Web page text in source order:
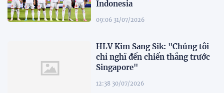
Indonesia
09:06 31/07/2026
HLV Kim Sang Sik: "Chúng tôi
chỉ nghĩ đến chiến thắng trước
Singapore"
12:38 30/07/2026